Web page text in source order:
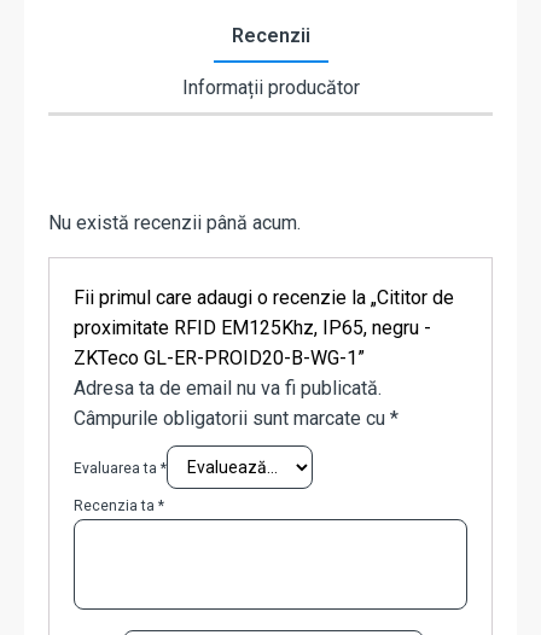
Recenzii
Informații producător
Nu există recenzii până acum.
Fii primul care adaugi o recenzie la „Cititor de
proximitate RFID EM125Khz, IP65, negru -
ZKTeco GL-ER-PROID20-B-WG-1”
Adresa ta de email nu va fi publicată.
Câmpurile obligatorii sunt marcate cu *
Evaluarea ta *
Recenzia ta *